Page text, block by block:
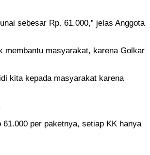
sebesar Rp. 61.000,” jelas Anggota
membantu masyarakat, karena Golkar
kita kepada masyarakat karena
per paketnya, setiap KK hanya